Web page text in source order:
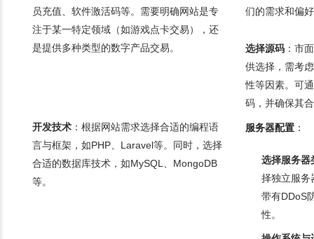
员充值、软件激活码等。需要明确网站是专
注于某一特定领域（如游戏点卡交易），还
是提供多种类型的数字产品交易。
们的需求和偏
选择源码 ：市
供选择，需考
性等因素。可
码，并确保其
开发技术 ：根据网站需求选择合适的编程语
言与框架，如PHP、Laravel等。同时，选择
合适的数据库技术，如MySQL、MongoDB
等。
服务器配置 ：
选择服务器
择独立服务
带有DDoS
性。